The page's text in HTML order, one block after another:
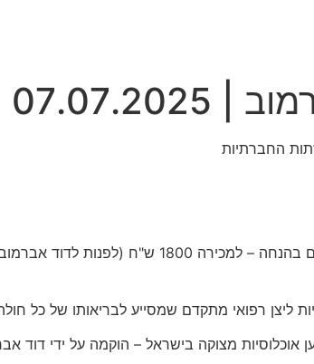
ליצן רפואי מתקדם שמסייע לבריאותו של כל
אוכלוסיות מצוקה בישראל – הוקמה על ידי דוד